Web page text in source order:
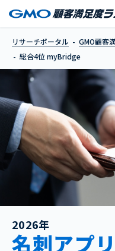
リサーチポータル GMO顧客
総合4位 myBridge
2026年
名刺アプリ